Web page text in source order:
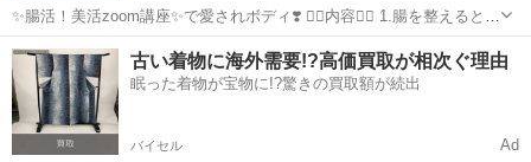
✨腸活！美活zoom講座✨で愛されボディ❣️ ✍🏻内容✍🏻 1.腸を整えると期
待できる効果 2.意外と知らない腸活食事 3.腸を動かすながら運動(ヨガ
ポーズ) 4.腸活を簡単習慣化 5.質問タイム 6.受けたい方！太陽のヒ...
沖縄 那覇市 てだこ浦西駅 その他 講座
古い着物に海外需要!?高価買取が相次ぐ理由
眠った着物が宝物に!?驚きの買取額が続出
バイセル Ad